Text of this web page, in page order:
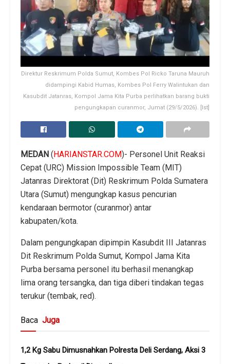
Direktur Reskrimum Polda Sumut, Kombes Pol Ricko Taruna Mauruh
didampingi Kabid Humas, Kombes Pol Ferry Walintukan dan
Kasubdit Jatanras, Kompol Jama Kita Purba perlihatkan barang bukti
pengungkapan curanmor, Jumat (29/5/2026). [Ist]
MEDAN (HARIANSTAR.COM)- Personel Unit Reaksi
Cepat (URC) Mission Impossible Team (MIT)
Jatanras Direktorat (Dit) Reskrimum Polda Sumatera
Utara (Sumut) mengungkap kasus pencurian
kendaraan bermotor (curanmor) antar
kabupaten/kota.
Dalam pengungkapan dipimpin Kasubdit III Jatanras
Dit Reskrimum Polda Sumut, Kompol Jama Kita
Purba bersama personel itu berhasil menangkap
lima orang tersangka, dan tiga diberi tindakan tegas
terukur (tembak, red).
Baca Juga
1,2 Kg Sabu Dimusnahkan Polresta Deli Serdang, Aksi 3